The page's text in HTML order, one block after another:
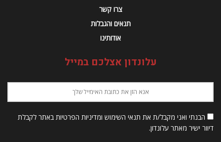
צרו קשר
תנאים והגבלות
אודותינו
עלונדון אצלכם במייל
הבנתי ואני מקבל/ת את תנאי השימוש ומדיניות הפרטיות באתר לקבלת
דיוור ישיר מאתר עלונדון.